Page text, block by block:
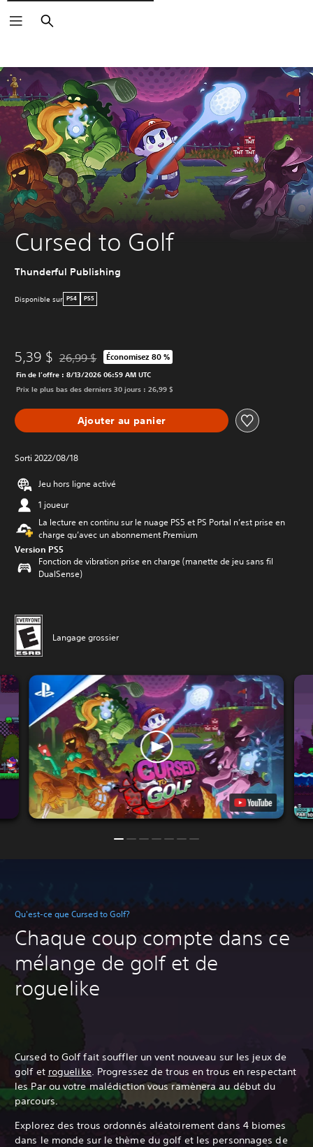
Rechercher
Cursed to Golf
Thunderful Publishing
Disponible sur PS4 PS5
5,39 $ Remise par rapport au prix d'origine de 26,99 $
26,99 $ Économisez 80 %
Fin de l’offre : 8/13/2026 06:59 AM UTC
Prix le plus bas des derniers 30 jours : 26,99 $
Ajouter au panier
Sorti 2022/08/18
Jeu hors ligne activé
1 joueur
La lecture en continu sur le nuage PS5 et PS Portal n’est prise en
charge qu’avec un abonnement Premium
Version PS5
Fonction de vibration prise en charge (manette de jeu sans fil
DualSense)
Langage grossier
Qu'est-ce que Cursed to Golf?
Chaque coup compte dans ce
mélange de golf et de
roguelike
Cursed to Golf fait souffler un vent nouveau sur les jeux de
golf et roguelike. Progressez de trous en trous en respectant
les Par ou votre malédiction vous ramènera au début du
parcours.
Explorez des trous ordonnés aléatoirement dans 4 biomes
dans le monde sur le thème du golf et les personnages de